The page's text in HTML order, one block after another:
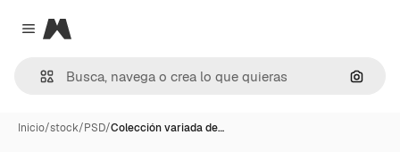
Close menu
Magnific
Inicio/stock/PSD/Colección variada de…